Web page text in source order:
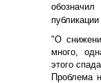
"О
много,
этого
Проблема